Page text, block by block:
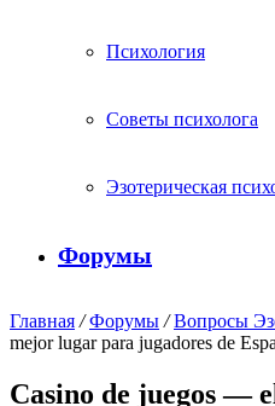
Психология
Советы психолога
Эзотерическая
Форумы
Главная / Форумы / Вопросы
mejor lugar para jugadores de
Casino de juegos —